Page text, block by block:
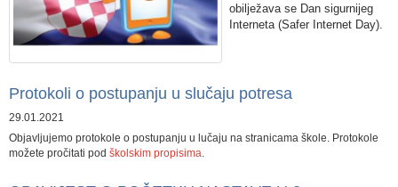
obilježava se Dan sigurnijeg
Interneta (Safer Internet Day).
Protokoli o postupanju u slučaju potresa
29.01.2021
Objavljujemo protokole o postupanju u lučaju na stranicama škole. Protokole
možete pročitati pod školskim propisima